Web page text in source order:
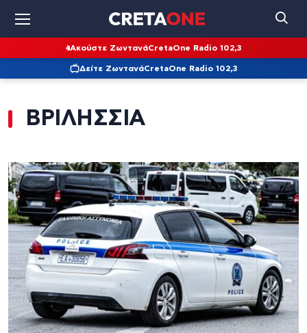
Ακούστε ΖωντανάCretaOne Radio 102,3
Δείτε ΖωντανάCretaOne Radio 102,3
ΒΡΙΛΗΣΣΙΑ